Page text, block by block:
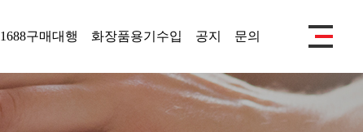
1688구매대행 화장품용기수입 공지 문의